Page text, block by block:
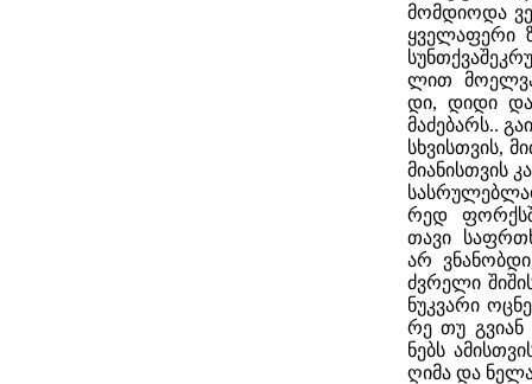
მომ­დი­ო­და
ყვე­ლა­ფე­რი
ლით
დი, დი­დი
მა­ძე­ბარს..
სხვის­თვის,
მი­ა­ნის­თვის
რედ
თა­ვი
არ
ძვრე­ლი
ნუკ­ვა­რი
რე თუ გვი­ან
ნებს
ღი­მა და